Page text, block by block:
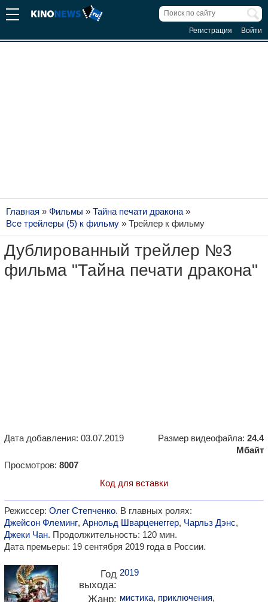
Регистрация Войти
Главная » Фильмы » Тайна печати дракона »
Все трейлеры (5) к фильму » Трейлер к фильму
Дублированный трейлер №3
фильма "Тайна печати дракона"
Дата добавления: 03.07.2019 Размер видеофайла: 24.4
Мбайт
Просмотров: 8007
Код для вставки
Режиссер: Олег Степченко. В главных ролях:
Джейсон Флеминг, Арнольд Шварценеггер, Чарльз Дэнс,
Джеки Чан. Продолжительность: 120 мин.
Дата премьеры: 19 сентября 2019 года в России.
Год
выхода:
2019
Жанр: мистика, приключения,